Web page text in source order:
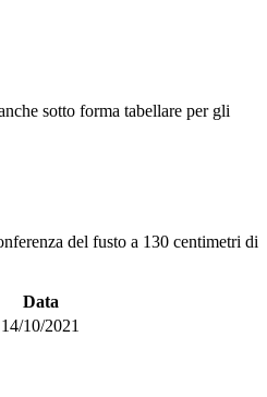
sotto forma tabellare per gli
del fusto a 130 centimetri di
Data
14/10/2021